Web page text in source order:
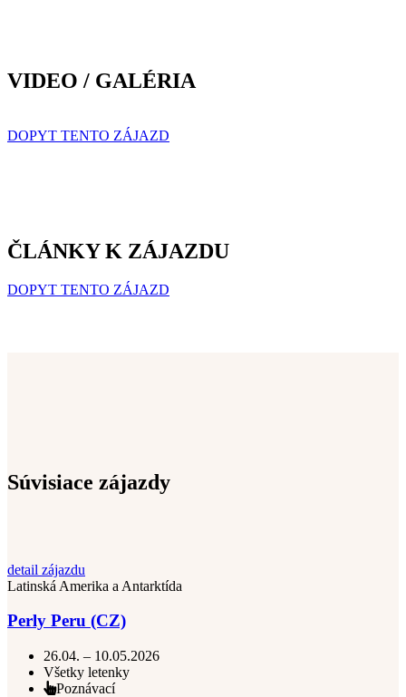
VIDEO / GALÉRIA
DOPYT TENTO ZÁJAZD
ČLÁNKY K ZÁJAZDU
DOPYT TENTO ZÁJAZD
Súvisiace zájazdy
detail zájazdu
Latinská Amerika a Antarktída
Perly Peru (CZ)
26.04. – 10.05.2026
Všetky letenky
Poznávací